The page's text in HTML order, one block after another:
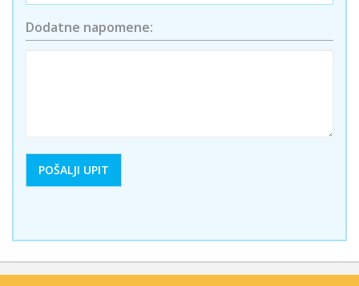
Dodatne napomene: